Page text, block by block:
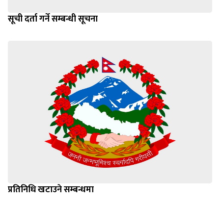
सूची दर्ता गर्ने सम्बन्धी सूचना
प्रतिनिधि खटाउने सम्बन्धमा